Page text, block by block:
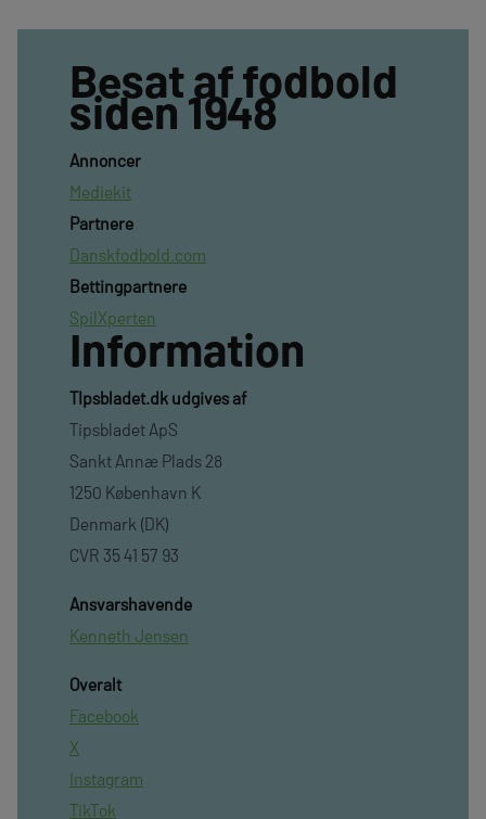
Besat af fodbold
siden 1948
Annoncer
Mediekit
Partnere
Danskfodbold.com
Bettingpartnere
SpilXperten
Information
TIpsbladet.dk udgives af
Tipsbladet ApS
Sankt Annæ Plads 28
1250 København K
Denmark (DK)
CVR 35 41 57 93
Ansvarshavende
Kenneth Jensen
Overalt
Facebook
X
Instagram
TikTok